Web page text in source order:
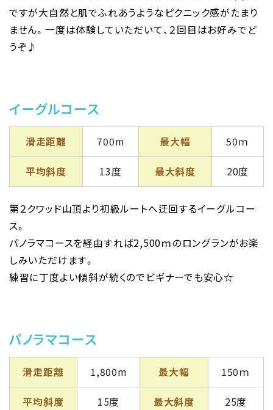
ですが大自然と肌でふれあうようなピクニック感がたまり
ません。一度は体験していただいて、２回目はお好みでど
うぞ♪
イーグルコース
滑走距離 700m 最大幅 50ｍ
平均斜度 13度 最大斜度 20度
第２クワッド山頂より初級ルートへ迂回するイーグルコー
ス。
パノラマコースを経由すれば2,500ｍのロングランがお楽
しみいただけます。
練習に丁度よい傾斜が続くのでビギナーでも安心☆
パノラマコース
滑走距離 1,800m 最大幅 150ｍ
平均斜度 15度 最大斜度 25度